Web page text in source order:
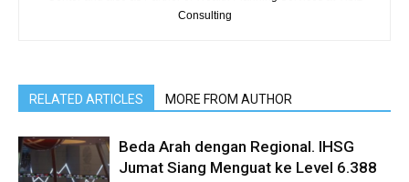
Consulting
RELATED ARTICLES MORE FROM AUTHOR
Beda Arah dengan Regional. IHSG
Jumat Siang Menguat ke Level 6.388